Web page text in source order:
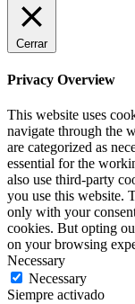
Cerrar
Privacy Overview
This website uses
navigate through the
are categorized as
essential for the
also use third-party
you use this website.
only with your
cookies. But opting
on your browsing
Necessary
Necessary
Siempre activado